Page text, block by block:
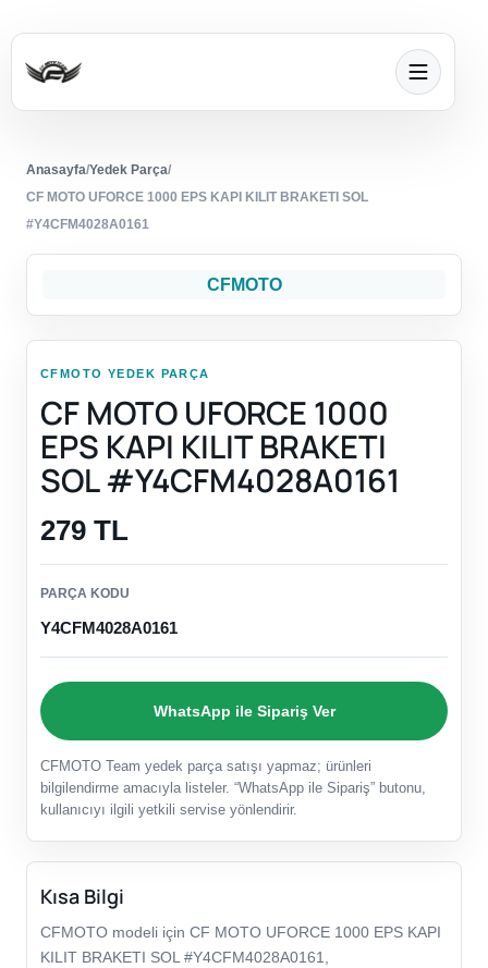
Anasayfa/Yedek Parça/
CF MOTO UFORCE 1000 EPS KAPI KILIT BRAKETI SOL
#Y4CFM4028A0161
CFMOTO
CFMOTO YEDEK PARÇA
CF MOTO UFORCE 1000
EPS KAPI KILIT BRAKETI
SOL #Y4CFM4028A0161
279 TL
PARÇA KODU
Y4CFM4028A0161
WhatsApp ile Sipariş Ver
CFMOTO Team yedek parça satışı yapmaz; ürünleri
bilgilendirme amacıyla listeler. “WhatsApp ile Sipariş” butonu,
kullanıcıyı ilgili yetkili servise yönlendirir.
Kısa Bilgi
CFMOTO modeli için CF MOTO UFORCE 1000 EPS KAPI
KILIT BRAKETI SOL #Y4CFM4028A0161,